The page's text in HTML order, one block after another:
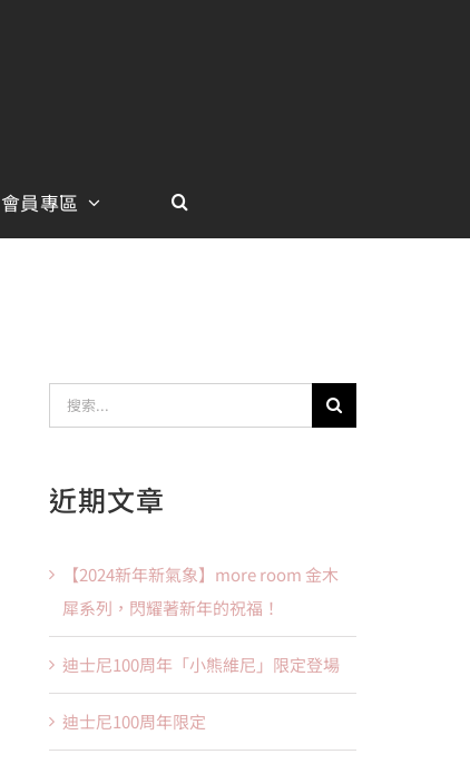
會員專區
索
果：
近期文章
【2024新年新氣象】more room 金木
犀系列，閃耀著新年的祝福！
迪士尼100周年「小熊維尼」限定登場
迪士尼100周年限定